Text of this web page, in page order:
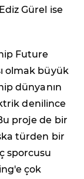
Gürel ise
Future
olmak büyük
dünyanın
denilince
proje de bir
türden bir
sporcusu
çok